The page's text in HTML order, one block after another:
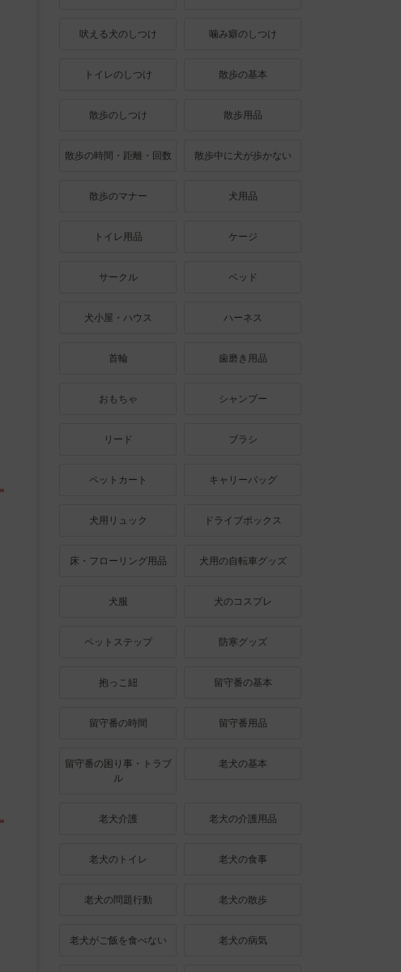
吠える犬のしつけ 噛み癖のしつけ
トイレのしつけ 散歩の基本
散歩のしつけ 散歩用品
散歩の時間・距離・回数 散歩中に犬が歩かない
散歩のマナー 犬用品
トイレ用品 ケージ
サークル ベッド
犬小屋・ハウス ハーネス
首輪 歯磨き用品
おもちゃ シャンプー
リード ブラシ
ペットカート キャリーバッグ
犬用リュック ドライブボックス
床・フローリング用品 犬用の自転車グッズ
犬服 犬のコスプレ
ペットステップ 防寒グッズ
抱っこ紐 留守番の基本
留守番の時間 留守番用品
留守番の困り事・トラブ
ル
老犬の基本
老犬介護 老犬の介護用品
老犬のトイレ 老犬の食事
老犬の問題行動 老犬の散歩
老犬がご飯を食べない 老犬の病気